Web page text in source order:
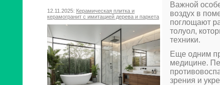
12.11.2025: Керамическая плитка и
керамогранит с имитацией дерева и паркета
Важной
воздух в
поглощают
толуол,
техники.
Еще одним
медицине.
зрения и